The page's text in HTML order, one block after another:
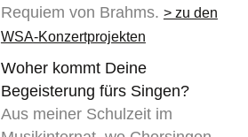
Requiem von Brahms. > zu den
WSA-Konzertprojekten
Woher kommt Deine
Begeisterung fürs Singen?
Aus meiner Schulzeit im